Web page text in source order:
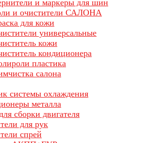
и маркеры для шин
и очистители САЛОНА
для кожи
универсальные
кожи
кондиционера
пластика
салона
системы охлаждения
металла
сборки двигателя
для рук
спрей